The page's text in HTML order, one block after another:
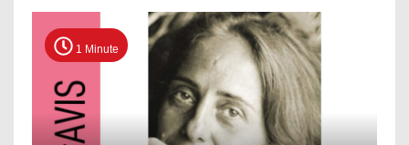
1 Minute